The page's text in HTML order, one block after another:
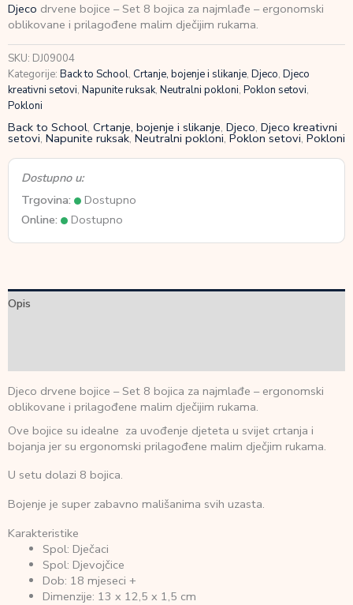
-
Set
8
bojica
za
najmlađe
količina
Djeco drvene bojice – Set 8 bojica za najmlađe – ergonomski
oblikovane i prilagođene malim dječijim rukama.
SKU: DJ09004
Kategorije: Back to School, Crtanje, bojenje i slikanje, Djeco, Djeco
kreativni setovi, Napunite ruksak, Neutralni pokloni, Poklon setovi,
Pokloni
Back to School, Crtanje, bojenje i slikanje, Djeco, Djeco kreativni
setovi, Napunite ruksak, Neutralni pokloni, Poklon setovi, Pokloni
Dostupno u:
Trgovina:
Dostupno
Online:
Dostupno
Opis
Djeco drvene bojice – Set 8 bojica za najmlađe – ergonomski
oblikovane i prilagođene malim dječijim rukama.
Ove bojice su idealne za uvođenje djeteta u svijet crtanja i
bojanja jer su ergonomski prilagođene malim dječjim rukama.
U setu dolazi 8 bojica.
Bojenje je super zabavno mališanima svih uzasta.
Karakteristike
Spol: Dječaci
Spol: Djevojčice
Dob: 18 mjeseci +
Dimenzije: 13 x 12,5 x 1,5 cm